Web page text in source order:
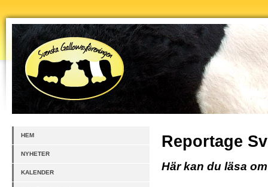
HEM
NYHETER
KALENDER
Reportage
Här kan du läsa